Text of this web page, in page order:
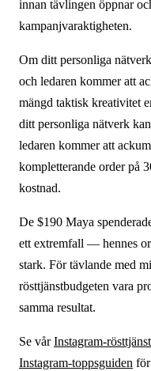
innan tävlingen öppnar
kampanj­varaktigheten.
Om ditt personliga
och ledaren kommer att
mängd taktisk kreativitet
ditt personliga nätverk
ledaren kommer att
kompletterande order på
kostnad.
De $190 Maya
ett extremfall — hennes
stark. För tävlande med
rösttjänst­budgeten vara
samma resultat.
Se vårInstagram-rösttjänst
Instagram-toppsguiden